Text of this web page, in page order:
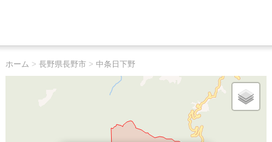
ホーム > 長野県長野市> 中条日下野